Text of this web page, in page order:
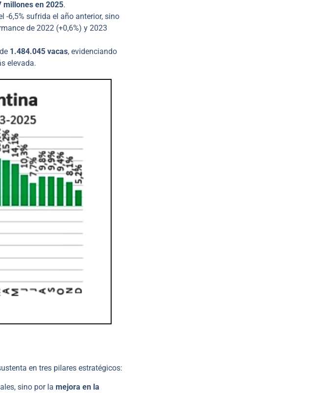
millones en 2025.
-6,5% sufrida el año anterior, sino
de 2022 (+0,6%) y 2023
1.484.045 vacas, evidenciando
elevada.
en tres pilares estratégicos:
sino por la mejora en la